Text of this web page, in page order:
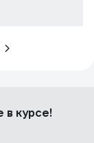
в курсе!